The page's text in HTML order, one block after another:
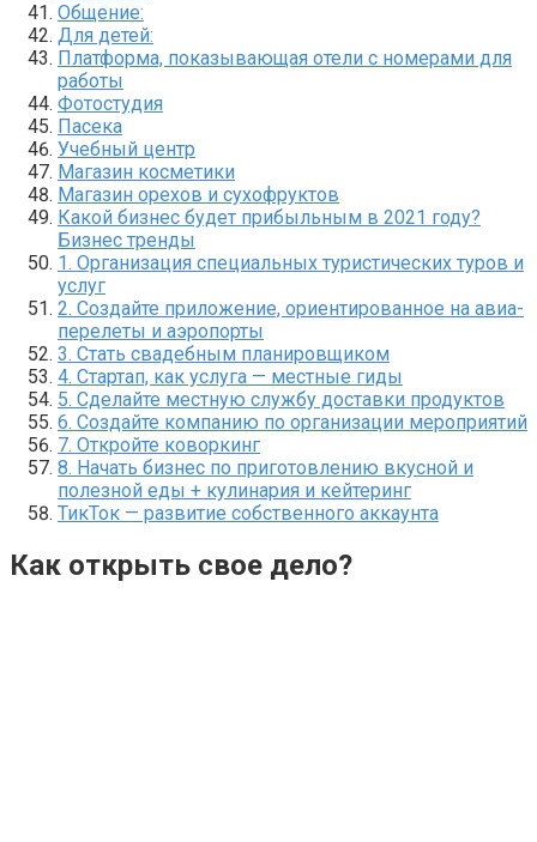
Общение:
Для детей:
Платформа, показывающая отели с номерами для
работы
Фотостудия
Пасека
Учебный центр
Магазин косметики
Магазин орехов и сухофруктов
Какой бизнес будет прибыльным в 2021 году?
Бизнес тренды
1. Организация специальных туристических туров и
услуг
2. Создайте приложение, ориентированное на авиа-
перелеты и аэропорты
3. Стать свадебным планировщиком
4. Стартап, как услуга — местные гиды
5. Сделайте местную службу доставки продуктов
6. Создайте компанию по организации мероприятий
7. Откройте коворкинг
8. Начать бизнес по приготовлению вкусной и
полезной еды + кулинария и кейтеринг
ТикТок — развитие собственного аккаунта
Как открыть свое дело?